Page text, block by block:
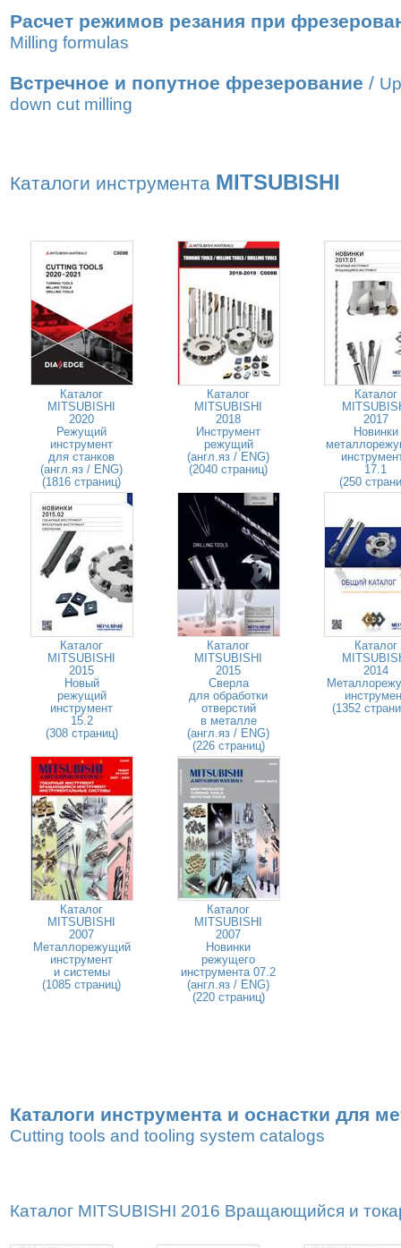
Расчет режимов резания при
Milling formulas
Встречное и попутное фрезерование /
down cut milling
Каталоги инструмента MITSUBISHI
Каталог
MITSUBISHI
2020
Режущий
инструмент
для станков
(англ.яз / ENG)
(1816 страниц)
Каталог
MITSUBISHI
2018
Инструмент
режущий
(англ.яз / ENG)
(2040 страниц)
Каталог
2017
Новинки
17.1
(250
Каталог
MITSUBISHI
2015
Новый
режущий
инструмент
15.2
(308 страниц)
Каталог
MITSUBISHI
2015
Сверла
для обработки
отверстий
в металле
(англ.яз / ENG)
(226 страниц)
Каталог
2014
(1352
Каталог
MITSUBISHI
2007
Металлорежущий
инструмент
и системы
(1085 страниц)
Каталог
MITSUBISHI
2007
Новинки
режущего
инструмента 07.2
(англ.яз / ENG)
(220 страниц)
Каталоги инструмента и оснастки для
Cutting tools and tooling system catalogs
Каталог MITSUBISHI 2016 Вращающийся и